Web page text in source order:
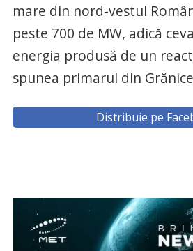
mare din nord-vestul
peste 700 de MW, adică
energia produsă de un
spunea primarul din
Distribuie pe